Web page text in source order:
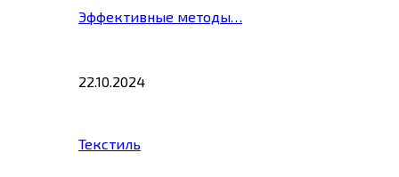
Эффективные методы…
22.10.2024
Текстиль